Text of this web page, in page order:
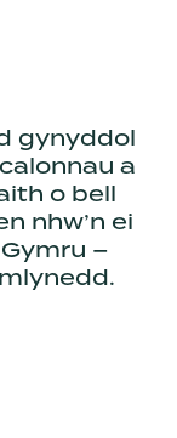
gynyddol
a
o bell
nhw’n ei
–